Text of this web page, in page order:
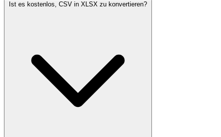
Ist es kostenlos, CSV in XLSX zu konvertieren?